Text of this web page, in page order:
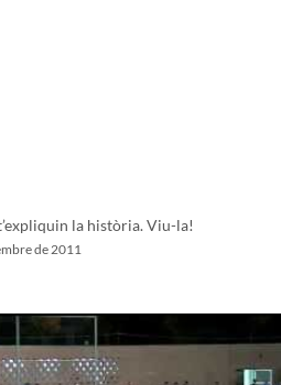
la història. Viu-la!
de 2011